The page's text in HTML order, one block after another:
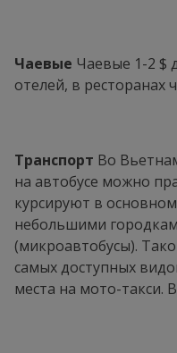
Чаевые Чаевые 1-2 $
отелей, в ресторанах
Транспорт Во
на автобусе можно
курсируют в
небольшими
(микроавтобусы).
самых доступных
места на мото-такси.